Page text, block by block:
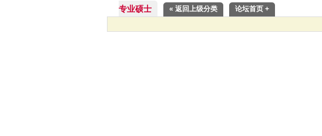
专业硕士 « 返回上级分类 论坛首页 +